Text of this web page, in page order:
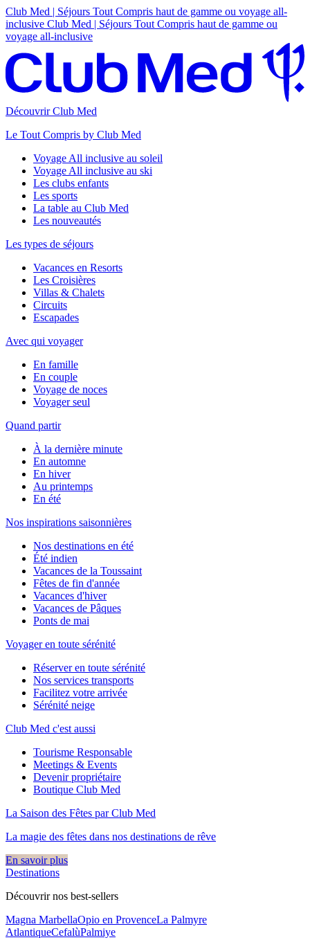
Club Med | Séjours Tout Compris haut de gamme ou voyage all-
inclusive Club Med | Séjours Tout Compris haut de gamme ou
voyage all-inclusive
Découvrir Club Med
Le Tout Compris by Club Med
Voyage All inclusive au soleil
Voyage All inclusive au ski
Les clubs enfants
Les sports
La table au Club Med
Les nouveautés
Les types de séjours
Vacances en Resorts
Les Croisières
Villas & Chalets
Circuits
Escapades
Avec qui voyager
En famille
En couple
Voyage de noces
Voyager seul
Quand partir
À la dernière minute
En automne
En hiver
Au printemps
En été
Nos inspirations saisonnières
Nos destinations en été
Été indien
Vacances de la Toussaint
Fêtes de fin d'année
Vacances d'hiver
Vacances de Pâques
Ponts de mai
Voyager en toute sérénité
Réserver en toute sérénité
Nos services transports
Facilitez votre arrivée
Sérénité neige
Club Med c'est aussi
Tourisme Responsable
Meetings & Events
Devenir propriétaire
Boutique Club Med
La Saison des Fêtes par Club Med
La magie des fêtes dans nos destinations de rêve​
En savoir plus
Destinations
Découvrir nos best-sellers
Magna MarbellaOpio en ProvenceLa Palmyre
AtlantiqueCefalùPalmiye